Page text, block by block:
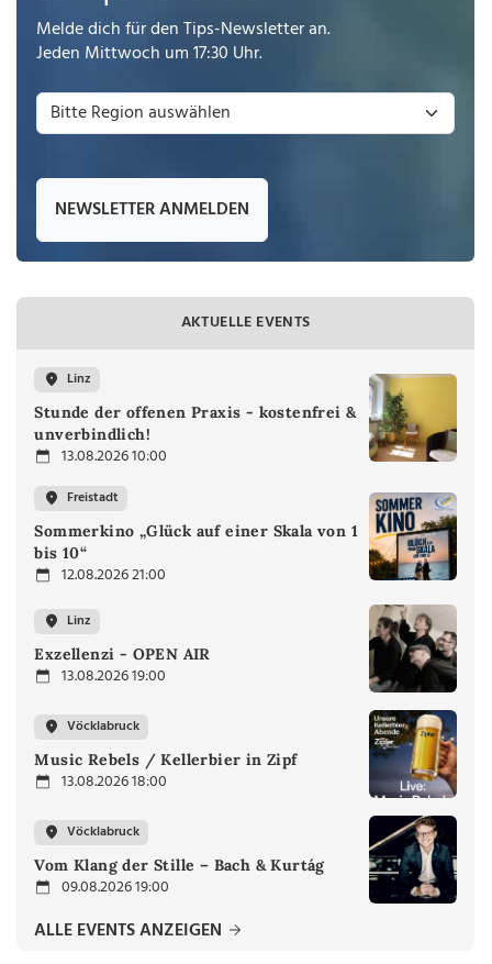
Melde dich für den Tips-Newsletter an.
Jeden Mittwoch um 17:30 Uhr.
NEWSLETTER ANMELDEN
AKTUELLE EVENTS
Linz
Stunde der offenen Praxis - kostenfrei &
unverbindlich!
13.08.2026 10:00
Freistadt
Sommerkino „Glück auf einer Skala von 1
bis 10“
12.08.2026 21:00
Linz
Exzellenzi - OPEN AIR
13.08.2026 19:00
Vöcklabruck
Music Rebels / Kellerbier in Zipf
13.08.2026 18:00
Vöcklabruck
Vom Klang der Stille – Bach & Kurtág
09.08.2026 19:00
ALLE EVENTS ANZEIGEN